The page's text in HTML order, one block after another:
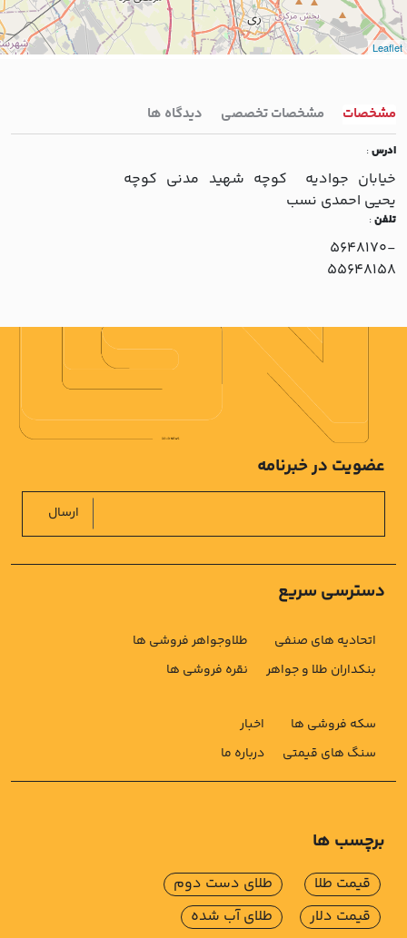
Leaflet
مشخصات مشخصات تخصصی دیدگاه ها
ادرس:
خيابان جواديه کوچه شهيد مدني کوچه
يحيي احمدي نسب
تلفن:
5648170-
55648158
دسترسی سریع
اتحادیه های صنفی
بنکداران طلا و جواهر
طلاوجواهر فروشی ها
نقره فروشی ها
سکه فروشی ها
سنگ های قیمتی
اخبار
درباره ما
عضویت در خبرنامه
ارسال
برچسب ها
قیمت طلا
قیمت دلار
طلای دست دوم
طلای آب شده